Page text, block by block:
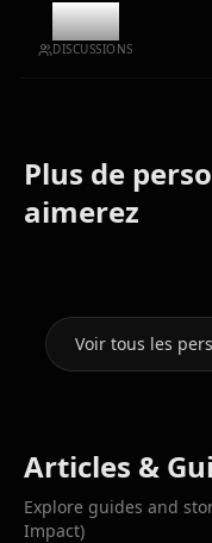
7.5k
DISCUSSIONS
Plus de
aimerez
Eula
(Genshin
Voir tous les
Articles &
Explore guides and
Impact)